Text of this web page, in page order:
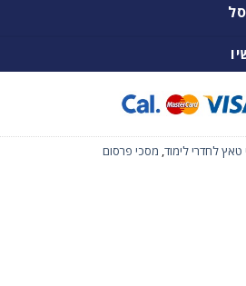
טאץ לחדרי לימוד, מסכי פרסום